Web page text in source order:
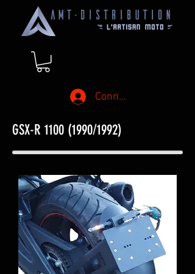
Connexion
GSX-R 1100 (1990/1992)